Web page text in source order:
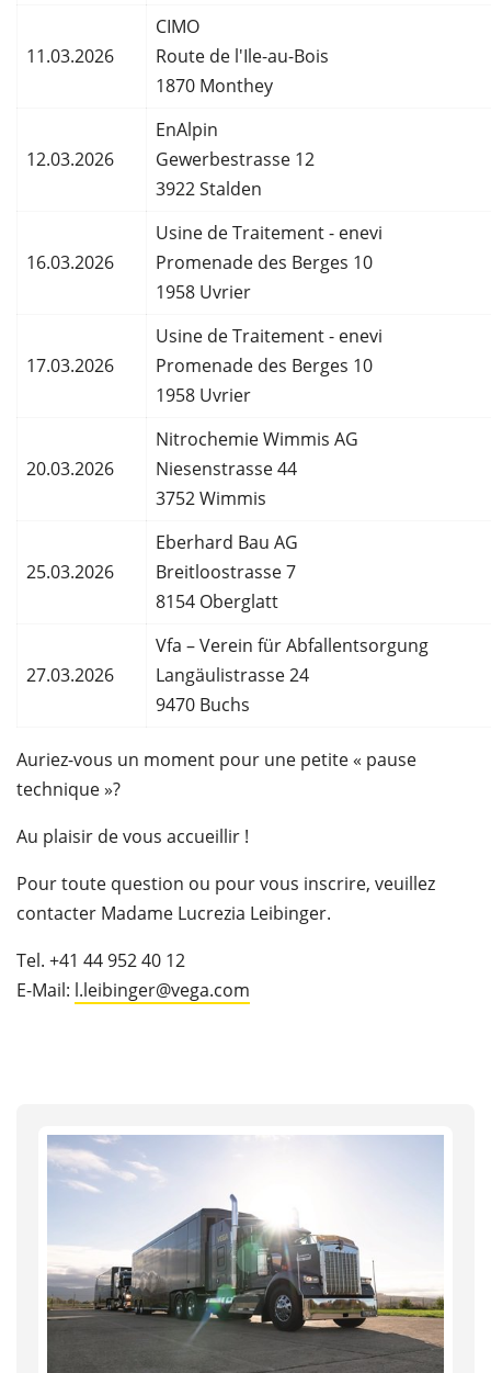
11.03.2026
CIMO
Route de l'Ile-au-Bois
1870 Monthey
12.03.2026
EnAlpin
Gewerbestrasse 12
3922 Stalden
16.03.2026
Usine de Traitement - enevi
Promenade des Berges 10
1958 Uvrier
17.03.2026
Usine de Traitement - enevi
Promenade des Berges 10
1958 Uvrier
20.03.2026
Nitrochemie Wimmis AG
Niesenstrasse 44
3752 Wimmis
25.03.2026
Eberhard Bau AG
Breitloostrasse 7
8154 Oberglatt
27.03.2026
Vfa – Verein für Abfallentsorgung
Langäulistrasse 24
9470 Buchs
Auriez-vous un moment pour une petite « pause
technique »?
Au plaisir de vous accueillir !
Pour toute question ou pour vous inscrire, veuillez
contacter Madame Lucrezia Leibinger.
Tel. +41 44 952 40 12
E-Mail: l.leibinger@vega.com